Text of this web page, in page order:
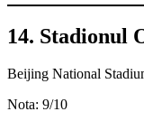
14. Stadionul
Beijing National
Nota: 9/10